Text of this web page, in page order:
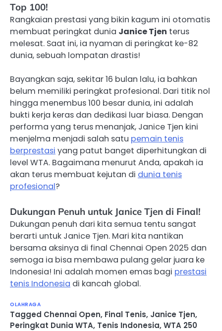
Top 100!
Rangkaian prestasi yang bikin kagum ini otomatis
membuat peringkat dunia Janice Tjen terus
melesat. Saat ini, ia nyaman di peringkat ke-82
dunia, sebuah lompatan drastis!
Bayangkan saja, sekitar 16 bulan lalu, ia bahkan
belum memiliki peringkat profesional. Dari titik nol
hingga menembus 100 besar dunia, ini adalah
bukti kerja keras dan dedikasi luar biasa. Dengan
performa yang terus menanjak, Janice Tjen kini
menjelma menjadi salah satu pemain tenis
berprestasi yang patut banget diperhitungkan di
level WTA. Bagaimana menurut Anda, apakah ia
akan terus membuat kejutan di dunia tenis
profesional?
Dukungan Penuh untuk Janice Tjen di Final!
Dukungan penuh dari kita semua tentu sangat
berarti untuk Janice Tjen. Mari kita nantikan
bersama aksinya di final Chennai Open 2025 dan
semoga ia bisa membawa pulang gelar juara ke
Indonesia! Ini adalah momen emas bagi prestasi
tenis Indonesia di kancah global.
OLAHRAGA
Tagged Chennai Open, Final Tenis, Janice Tjen,
Peringkat Dunia WTA, Tenis Indonesia, WTA 250